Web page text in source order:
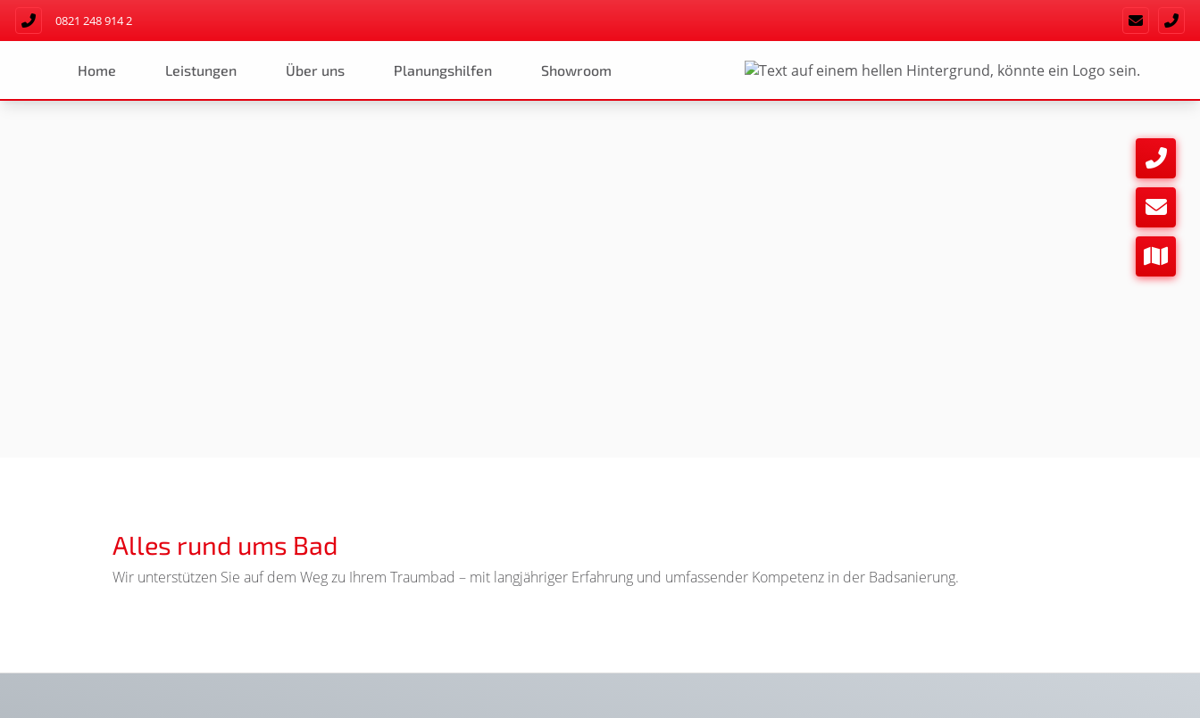
0821 248 914 2
Home Leistungen Über uns Planungshilfen Showroom
Alles rund ums Bad
Wir unterstützen Sie auf dem Weg zu Ihrem Traumbad – mit langjähriger Erfahrung und umfassender Kompetenz in der Badsanierung.